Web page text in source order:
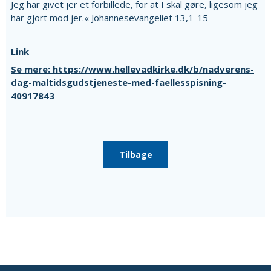
Jeg har givet jer et forbillede, for at I skal gøre, ligesom jeg
har gjort mod jer.« Johannesevangeliet 13,1-15
Link
Se mere: https://www.hellevadkirke.dk/b/nadverens-
dag-maltidsgudstjeneste-med-faellesspisning-
40917843
Tilbage